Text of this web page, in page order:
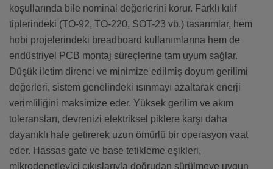
koşullarında bile nominal değerlerini korur. Farklı kılıf
tiplerindeki (TO-92, TO-220, SOT-23 vb.) tasarımlar, hem
hobi projelerindeki breadboard kullanımlarına hem de
endüstriyel PCB montaj süreçlerine tam uyum sağlar.
Düşük iletim direnci ve minimize edilmiş doyum gerilimi
değerleri, sistem genelindeki ısınmayı azaltarak enerji
verimliliğini maksimize eder. Yüksek gerilim ve akım
toleransları, devrenizi elektriksel piklere karşı daha
dayanıklı hale getirerek uzun ömürlü bir operasyon vaat
eder. Hassas gate ve base tetikleme eşikleri,
mikrodenetleyici çıkışlarıyla doğrudan sürülmeye uygun